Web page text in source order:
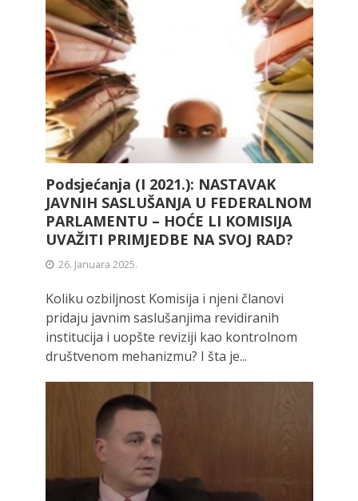
Podsjećanja (I 2021.): NASTAVAK
JAVNIH SASLUŠANJA U FEDERALNOM
PARLAMENTU – HOĆE LI KOMISIJA
UVAŽITI PRIMJEDBE NA SVOJ RAD?
26. Januara 2025.
Koliku ozbiljnost Komisija i njeni članovi
pridaju javnim saslušanjima revidiranih
institucija i uopšte reviziji kao kontrolnom
društvenom mehanizmu? I šta je...